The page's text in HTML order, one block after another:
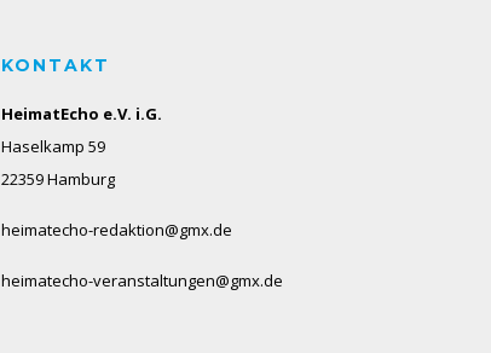
KONTAKT
HeimatEcho e.V. i.G.
Haselkamp 59
22359 Hamburg
heimatecho-redaktion@gmx.de
heimatecho-veranstaltungen@gmx.de